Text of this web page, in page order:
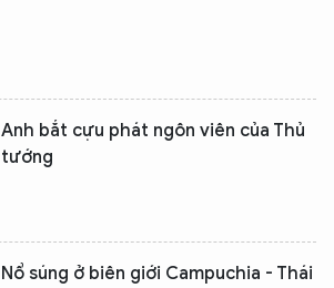
Anh bắt cựu phát ngôn viên của Thủ
tướng
Nổ súng ở biên giới Campuchia - Thái